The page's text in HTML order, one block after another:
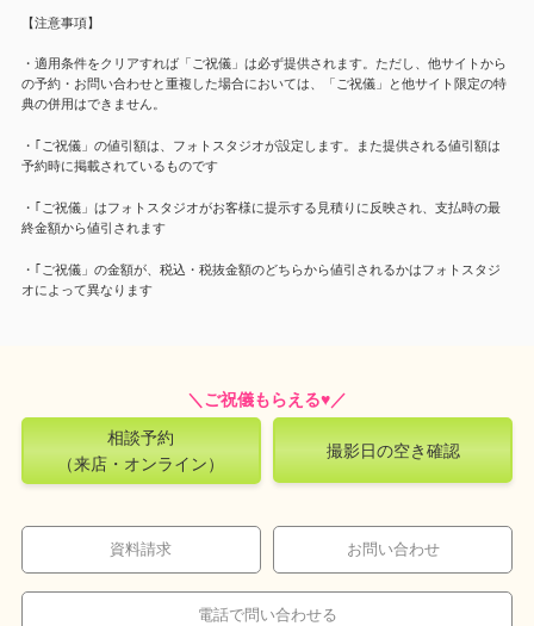
【注意事項】
・適用条件をクリアすれば「ご祝儀」は必ず提供されます。ただし、他サイトから
の予約・お問い合わせと重複した場合においては、「ご祝儀」と他サイト限定の特
典の併用はできません。
・｢ご祝儀」の値引額は、フォトスタジオが設定します。また提供される値引額は
予約時に掲載されているものです
・｢ご祝儀」はフォトスタジオがお客様に提示する見積りに反映され、支払時の最
終金額から値引されます
・｢ご祝儀」の金額が、税込・税抜金額のどちらから値引されるかはフォトスタジ
オによって異なります
相談予約
（来店・オンライン）
撮影日の空き確認
資料請求 お問い合わせ
電話で問い合わせる